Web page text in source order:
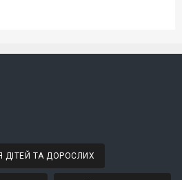
ДІТЕЙ ТА ДОРОСЛИХ